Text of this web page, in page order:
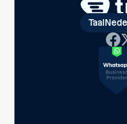
Taal